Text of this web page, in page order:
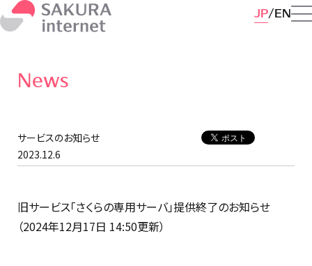
JP EN
News
サービスのお知らせ
2023.12.6
旧サービス「さくらの専用サーバ」提供終了のお知らせ
（2024年12月17日 14:50更新）